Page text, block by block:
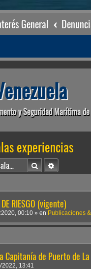
General
y Seguridad Marítima
experiencias
BuscarBúsqueda
RIESGO (vigente)
00:10 » en Publicaciones &
Capitanía de Puerto de
13:41